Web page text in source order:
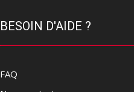
BESOIN D'AIDE ?
FAQ